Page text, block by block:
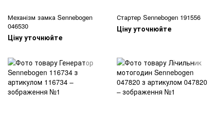
Механізм замка Sennebogen
046530
Ціну уточнюйте
Стартер Sennebogen 191556
Ціну уточнюйте